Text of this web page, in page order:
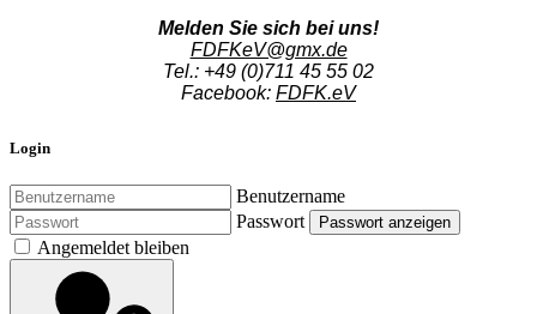
Melden Sie sich bei uns!
FDFKeV@gmx.de
Tel.: +49 (0)711 45 55 02
Facebook: FDFK.eV
Login
Benutzername
Passwort
Passwort anzeigen
Angemeldet bleiben